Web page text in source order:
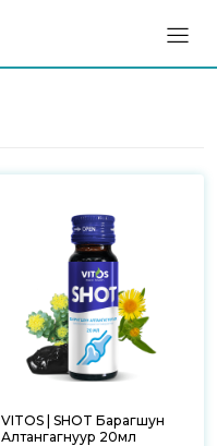
VITOS | SHOT Барагшун
Алтангагнуур 20мл